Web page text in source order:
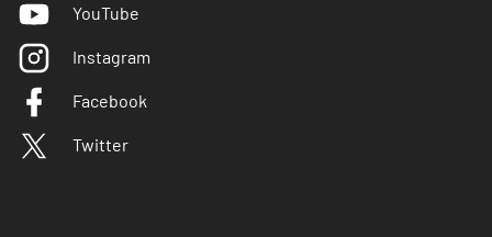
YouTube
Instagram
Facebook
Twitter